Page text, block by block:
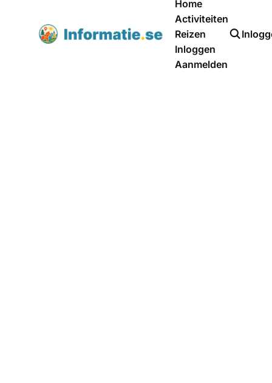
Home
Activiteiten
Reizen
Inloggen
Aanmelden